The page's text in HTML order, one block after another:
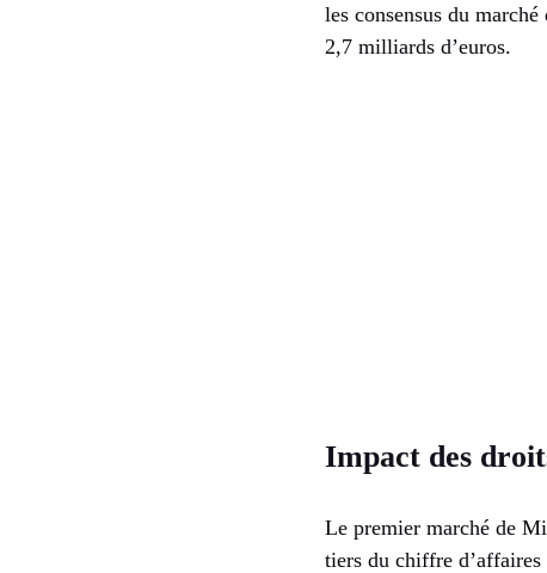
les consensus du
2,7 milliards d’euros.
Impact des
Le premier marché de
tiers du chiffre